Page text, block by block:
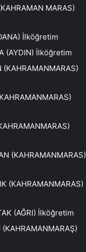
MARAS)
İlköğretim
(AYDIN) İlköğretim
(KAHRAMANMARAS)
(KAHRAMANMARAS)
(AĞRI) İlköğretim